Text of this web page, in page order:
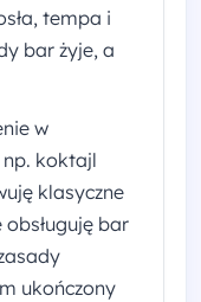
tempa i
bar żyje, a
w
np. koktajl
klasyczne
bar
ukończony